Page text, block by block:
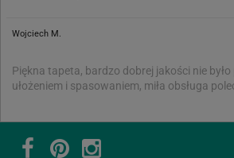
Wojciech M.
Piękna tapeta, bardzo dobrej jakości nie było
ułożeniem i spasowaniem, miła obsługa